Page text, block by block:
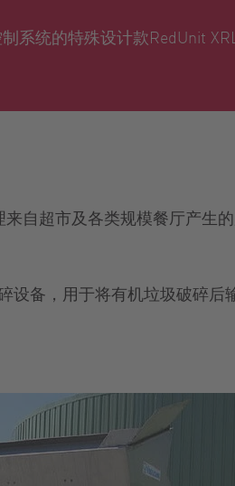
系统的特殊设计款RedUnit
自超市及各类规模餐厅产生
设备，用于将有机垃圾破碎后